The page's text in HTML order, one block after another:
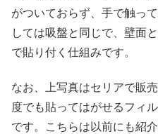
がついておらず、手で触っ
しては吸盤と同じで、壁面
で貼り付く仕組みです。
なお、上写真はセリアで販
度でも貼ってはがせるフィ
です。こちらは以前にも紹介